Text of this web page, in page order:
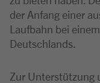
der Anfang einer
Laufbahn bei
Deutschlands.
Zur Unterstützung